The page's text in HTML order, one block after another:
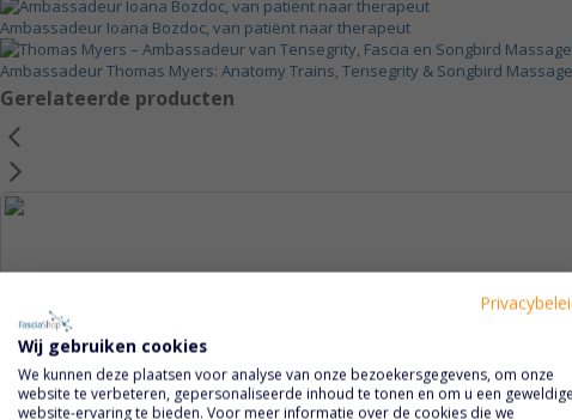
Ambassadeur Ioana Bozdoc, van patiënt naar therapeut
Ambassadeur Thomas Myers: Anatomy Trains, Tensegrity & Songbird
Gerelateerde producten
Wij gebruiken cookies
We kunnen deze plaatsen voor analyse van onze bezoekersgegevens, om onze
website te verbeteren, gepersonaliseerde inhoud te tonen en om u een geweldige
website-ervaring te bieden. Voor meer informatie over de cookies die we